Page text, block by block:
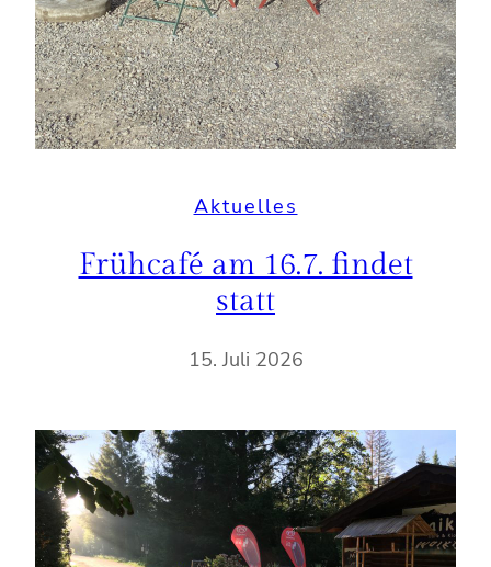
Aktuelles
Frühcafé am 16.7. findet
statt
15. Juli 2026